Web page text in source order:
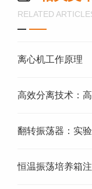
RELATED
离心机工作原理
恒温振荡培养箱